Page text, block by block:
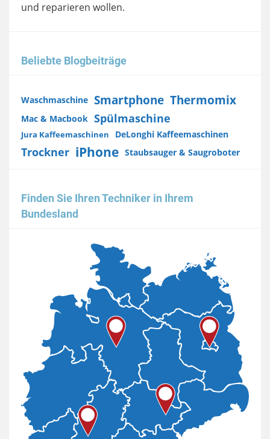
und reparieren wollen.
Beliebte Blogbeiträge
Waschmaschine Smartphone Thermomix
Mac & Macbook Spülmaschine
Jura Kaffeemaschinen DeLonghi Kaffeemaschinen
Trockner iPhone Staubsauger & Saugroboter
Finden Sie Ihren Techniker in Ihrem
Bundesland